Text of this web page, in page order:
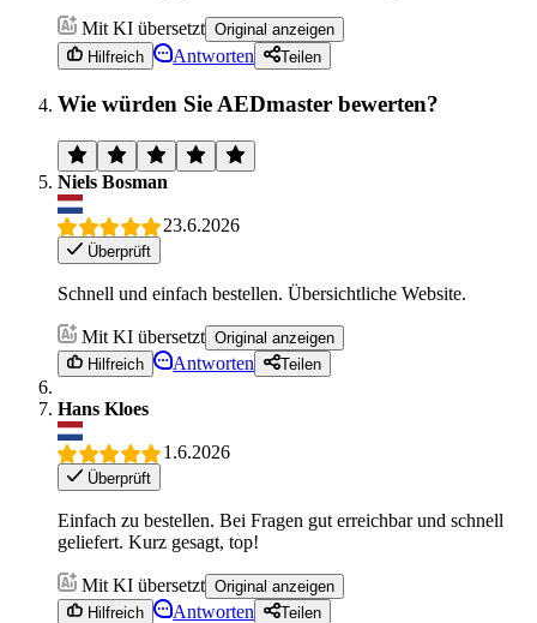
Mit KI übersetzt Original anzeigen
Hilfreich
Antworten Teilen
Wie würden Sie AEDmaster bewerten?
Niels Bosman
23.6.2026
Überprüft
Schnell und einfach bestellen. Übersichtliche Website.
Mit KI übersetzt Original anzeigen
Hilfreich
Antworten Teilen
Hans Kloes
1.6.2026
Überprüft
Einfach zu bestellen. Bei Fragen gut erreichbar und schnell
geliefert. Kurz gesagt, top!
Mit KI übersetzt Original anzeigen
Hilfreich
Antworten Teilen